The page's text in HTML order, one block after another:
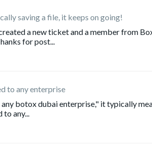
saving a file, it keeps on going!
a new ticket and a member from
for post...
to any enterprise
botox dubai enterprise," it typically
to any...